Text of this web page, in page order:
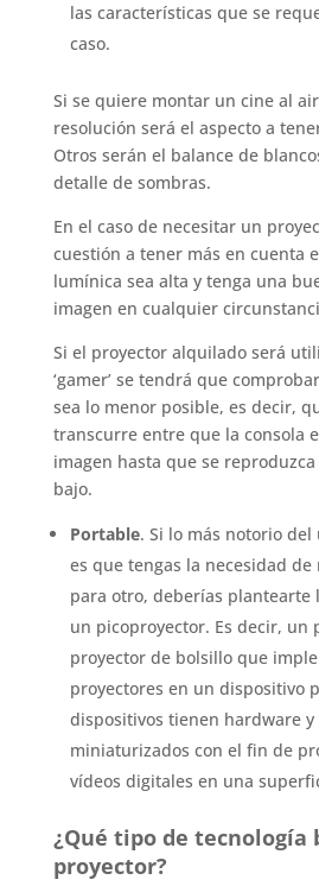
las características que se
caso.
Si se quiere montar un cine al
resolución será el aspecto a
Otros serán el balance de
detalle de sombras.
En el caso de necesitar un
cuestión a tener más en cuenta
lumínica sea alta y tenga una
imagen en cualquier
Si el proyector alquilado será
‘gamer’ se tendrá que
sea lo menor posible, es decir,
transcurre entre que la consola
imagen hasta que se
bajo.
Portable. Si lo más notorio
es que tengas la necesidad
para otro, deberías plantearte
un picoproyector. Es decir, un
proyector de bolsillo que
proyectores en un dispositivo
dispositivos tienen hardware y
miniaturizados con el fin de
vídeos digitales en una
¿Qué tipo de tecnología
proyector?